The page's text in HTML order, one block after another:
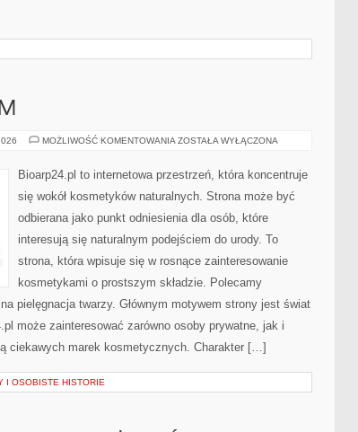
MOŻLIWOŚĆ KOMENTOWANIA DIY
TO
SAM
ZOSTAŁA WYŁĄCZONA
Bioarp24.pl to internetowa przestrzeń, która koncentruje
się wokół kosmetyków naturalnych. Strona może być
odbierana jako punkt odniesienia dla osób, które
interesują się naturalnym podejściem do urody. To
strona, która wpisuje się w rosnące zainteresowanie
kosmetykami o prostszym składzie. Polecamy
pielęgnacja twarzy. Głównym motywem strony jest świat
może zainteresować zarówno osoby prywatne, jak i
ciekawych marek kosmetycznych. Charakter […]
I OSOBISTE HISTORIE